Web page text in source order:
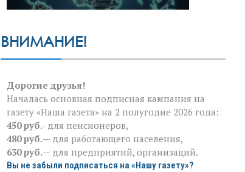
ВНИМАНИЕ!
Дорогие друзья!
Началась основная подписная кампания на
газету «Наша газета» на 2 полугодие 2026 года:
450 руб.- для пенсионеров,
480 руб.— для работающего населения,
630 руб.— для предприятий, организаций.
Вы не забыли подписаться на «Нашу газету»?